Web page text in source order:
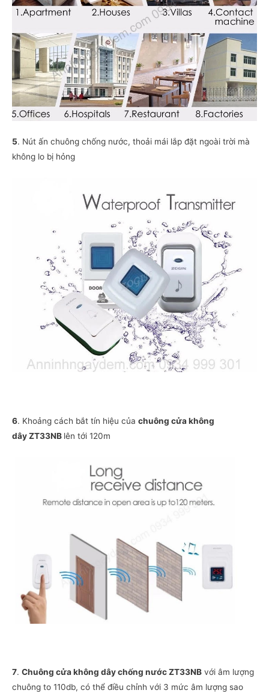
5. Nút ấn chuông chống nước, thoải mái lắp đặt ngoài trời mà
không lo bị hỏng
6. Khoảng cách bắt tín hiệu của chuông cửa không
dây ZT33NB lên tới 120m
7. Chuông cửa không dây chống nước ZT33NB với âm lượng
chuông to 110db, có thể điều chỉnh với 3 mức âm lượng sao